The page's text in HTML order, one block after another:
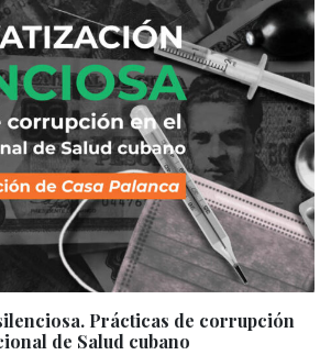
Prácticas de corrupción
de Salud cubano